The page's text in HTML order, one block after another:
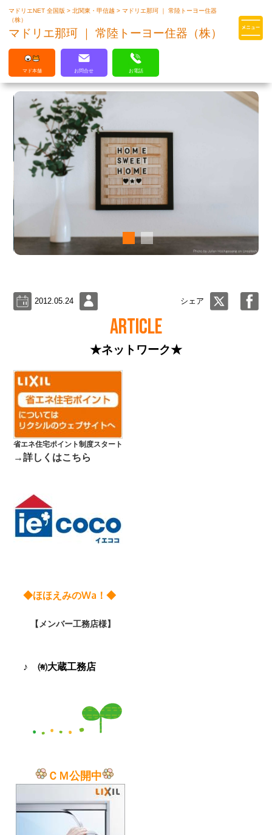
マドリエはLIXILの厳しい基準を
マドリエNET 全国版>北関東・甲信越>マドリエ那珂 ｜ 常陸トーヨー住器
（株）
マドリエ那珂 ｜ 常陸トーヨー住器（株）
マド本舗 お問合せ お電話
2012.05.24 シェア
ARTICLE
★ネットワーク★